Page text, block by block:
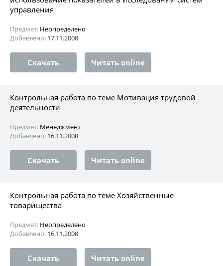
управления
Предмет: Неопределено
Добавлено: 17.11.2008
Скачать Читать online
Контрольная работа по теме Мотивация трудовой
деятельности
Предмет: Менеджмент
Добавлено: 16.11.2008
Скачать Читать online
Контрольная работа по теме Хозяйственные
товарищества
Предмет: Неопределено
Добавлено: 16.11.2008
Скачать Читать online